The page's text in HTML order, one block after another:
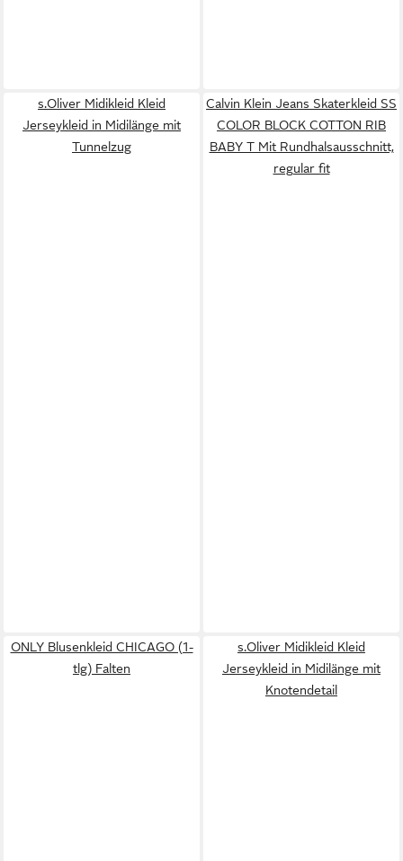
s.Oliver Midikleid Kleid
Jerseykleid in Midilänge mit
Tunnelzug
Calvin Klein Jeans Skaterkleid SS
COLOR BLOCK COTTON RIB
BABY T Mit Rundhalsausschnitt,
regular fit
ONLY Blusenkleid CHICAGO (1-
tlg) Falten
s.Oliver Midikleid Kleid
Jerseykleid in Midilänge mit
Knotendetail